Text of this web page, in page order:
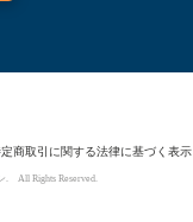
商取引に関する法律に基づく表示
. All Rights Reserved.